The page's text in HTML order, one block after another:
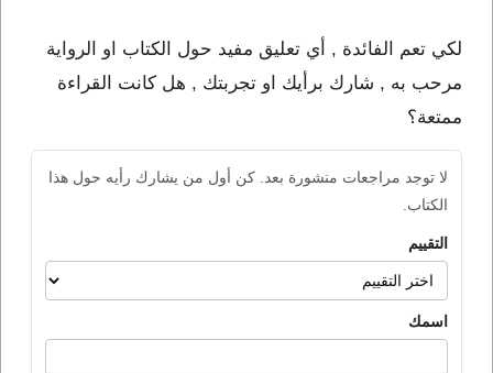
لكي تعم الفائدة , أي تعليق مفيد حول الكتاب او الرواية
مرحب به , شارك برأيك او تجربتك , هل كانت القراءة
ممتعة؟
لا توجد مراجعات منشورة بعد. كن أول من يشارك رأيه حول هذا
الكتاب.
التقييم
اسمك